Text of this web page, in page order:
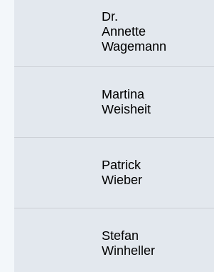
Dr.
Annette
Wagemann
Martina
Weisheit
Patrick
Wieber
Stefan
Winheller